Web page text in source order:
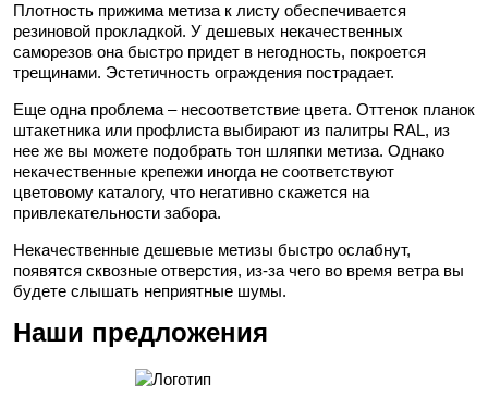
Плотность прижима метиза к листу обеспечивается
резиновой прокладкой. У дешевых некачественных
саморезов она быстро придет в негодность, покроется
трещинами. Эстетичность ограждения пострадает.
Еще одна проблема – несоответствие цвета. Оттенок планок
штакетника или профлиста выбирают из палитры RAL, из
нее же вы можете подобрать тон шляпки метиза. Однако
некачественные крепежи иногда не соответствуют
цветовому каталогу, что негативно скажется на
привлекательности забора.
Некачественные дешевые метизы быстро ослабнут,
появятся сквозные отверстия, из-за чего во время ветра вы
будете слышать неприятные шумы.
Наши предложения